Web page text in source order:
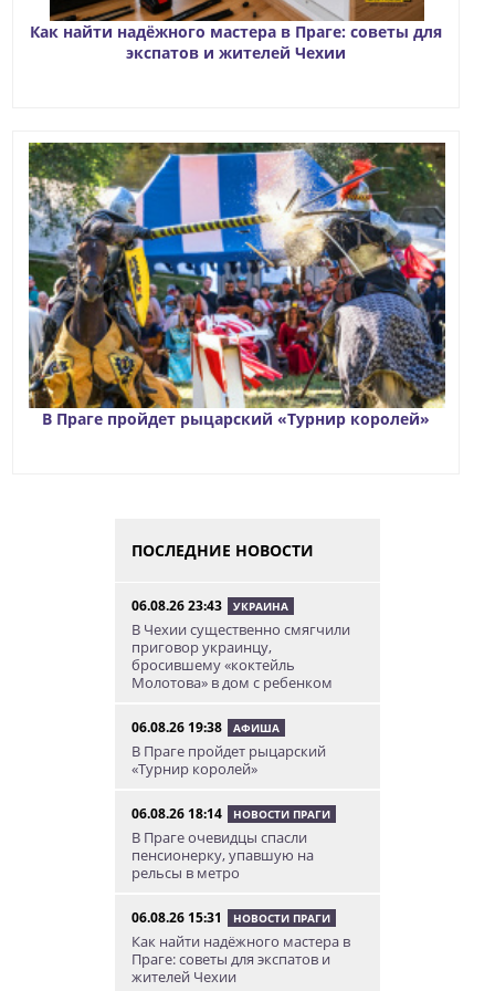
Как найти надёжного мастера в Праге: советы для
экспатов и жителей Чехии
В Праге пройдет рыцарский «Турнир королей»
ПОСЛЕДНИЕ НОВОСТИ
06.08.26 23:43 УКРАИНА
В Чехии существенно смягчили
приговор украинцу,
бросившему «коктейль
Молотова» в дом с ребенком
06.08.26 19:38 АФИША
В Праге пройдет рыцарский
«Турнир королей»
06.08.26 18:14 НОВОСТИ ПРАГИ
В Праге очевидцы спасли
пенсионерку, упавшую на
рельсы в метро
06.08.26 15:31 НОВОСТИ ПРАГИ
Как найти надёжного мастера в
Праге: советы для экспатов и
жителей Чехии